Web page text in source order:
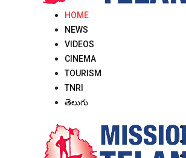
HOME
NEWS
VIDEOS
CINEMA
TOURISM
TNRI
తెలుగు